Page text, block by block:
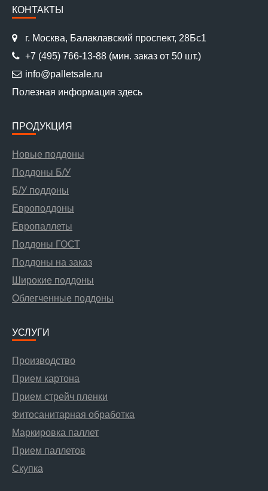
КОНТАКТЫ
г. Москва, Балаклавский проспект, 28Бс1
+7 (495) 766-13-88 (мин. заказ от 50 шт.)
info@palletsale.ru
Полезная информация здесь
ПРОДУКЦИЯ
Новые поддоны
Поддоны Б/У
Б/У поддоны
Европоддоны
Европаллеты
Поддоны ГОСТ
Поддоны на заказ
Широкие поддоны
Облегченные поддоны
УСЛУГИ
Производство
Прием картона
Прием стрейч пленки
Фитосанитарная обработка
Маркировка паллет
Прием паллетов
Скупка